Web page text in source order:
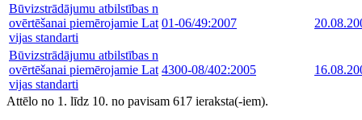
Būvizstrādājumu atbilstības n
ovērtēšanai piemērojamie Lat
vijas standarti
01-06/49:2007
Būvizstrādājumu atbilstības n
ovērtēšanai piemērojamie Lat
vijas standarti
4300-08/402:2005
Attēlo no 1. līdz 10. no pavisam 617 ieraksta(-iem).